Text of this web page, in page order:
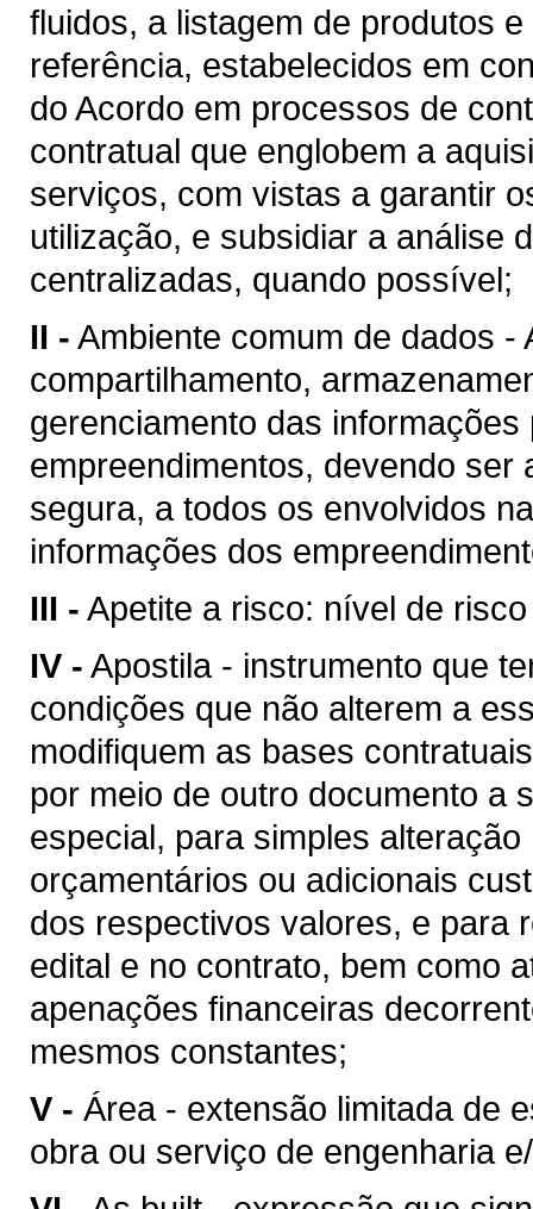
fluidos, a listagem de produtos
referência, estabelecidos em
do Acordo em processos de
contratual que englobem a
serviços, com vistas a garantir
utilização, e subsidiar a análise
centralizadas, quando possível;
II - Ambiente comum de dados
compartilhamento,
gerenciamento das
empreendimentos, devendo
segura, a todos os envolvidos
informações dos
III - Apetite a risco: nível de
IV - Apostila - instrumento que
condições que não alterem a
modifiquem as bases
por meio de outro documento a
especial, para simples
orçamentários ou adicionais
dos respectivos valores, e para
edital e no contrato, bem como
apenações financeiras
mesmos constantes;
V - Área - extensão limitada de
obra ou serviço de engenharia